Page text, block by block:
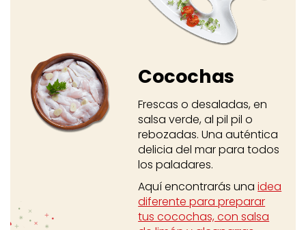
Cocochas
Frescas o desaladas, en
salsa verde, al pil pil o
rebozadas. Una auténtica
delicia del mar para todos
los paladares.
Aquí encontrarás unaidea
diferente para preparar
tus cocochas, con salsa